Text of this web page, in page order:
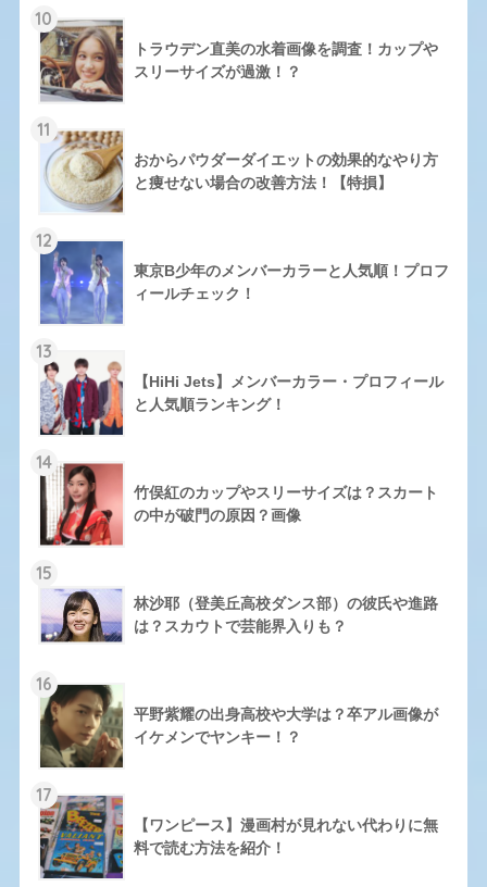
10
トラウデン直美の水着画像を調査！カップや
スリーサイズが過激！？
11
おからパウダーダイエットの効果的なやり方
と痩せない場合の改善方法！【特損】
12
東京B少年のメンバーカラーと人気順！プロフ
ィールチェック！
13
【HiHi Jets】メンバーカラー・プロフィール
と人気順ランキング！
14
竹俣紅のカップやスリーサイズは？スカート
の中が破門の原因？画像
15
林沙耶（登美丘高校ダンス部）の彼氏や進路
は？スカウトで芸能界入りも？
16
平野紫耀の出身高校や大学は？卒アル画像が
イケメンでヤンキー！？
17
【ワンピース】漫画村が見れない代わりに無
料で読む方法を紹介！